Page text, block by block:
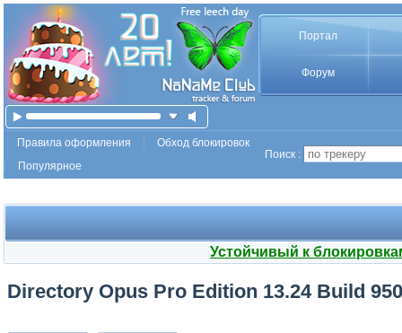
Портал
Форум
Правила оформления
Обход блокировок
Популярное
Поиск :
Устойчивый к
Directory Opus Pro Edition 13.24 Build